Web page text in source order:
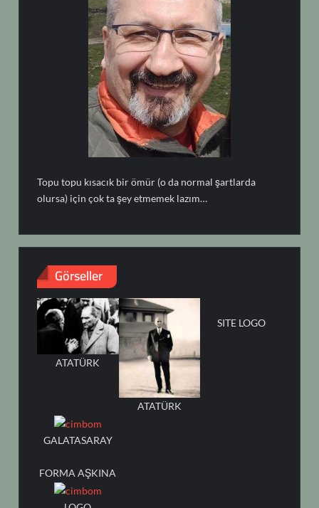
Topu topu kısacık bir ömür (o da normal şartlarda
olursa) için çok ta şey etmemek lazım…
Görseller
ATATÜRK
ATATÜRK
SITE LOGO
GALATASARAY
FORMA AŞKINA